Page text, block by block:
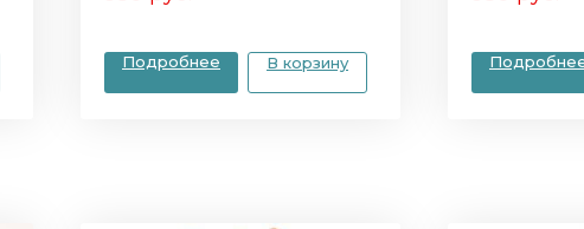
Подробнее В корзину